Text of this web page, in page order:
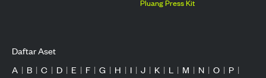
Pluang Press Kit
Daftar Aset
A | B | C | D | E | F | G | H | I | J | K | L | M | N | O | P |